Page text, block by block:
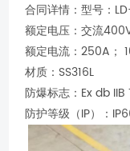
合同详情：型号：
额定电压：交流
额定电流：250A；
材质：SS316L
防爆标志：Ex db
防护等级（IP）：